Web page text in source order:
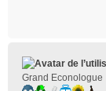
Grand Econologue